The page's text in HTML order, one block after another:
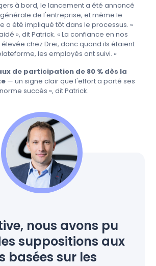
à bord, le lancement a été annoncé
de l'entreprise, et même le
a été impliqué tôt dans le processus. «
», dit Patrick. « La confiance en nos
chez Drei, donc quand ils étaient
les employés ont suivi. »
de participation de 80 % dès la
— un signe clair que l'effort a porté ses
succès », dit Patrick.
nous avons pu
suppositions aux
basées sur les